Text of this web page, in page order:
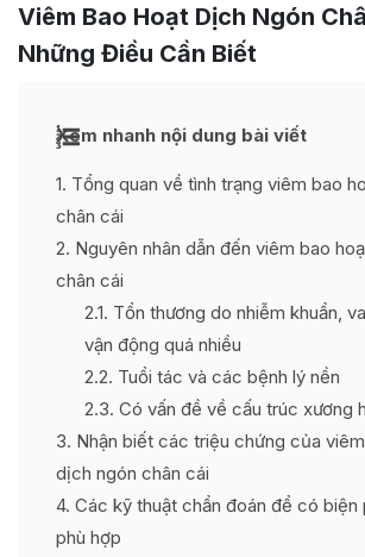
Viêm Bao Hoạt Dịch Ngón
Những Điều Cần Biết
Xem nhanh nội dung bài viết
1 Tổng quan về tình trạng viêm bao
chân cái
2 Nguyên nhân dẫn đến viêm bao
chân cái
2.1 Tổn thương do nhiễm khuẩn,
vận động quá nhiều
2.2 Tuổi tác và các bệnh lý nền
2.3 Có vấn đề về cấu trúc xương
3 Nhận biết các triệu chứng của
dịch ngón chân cái
4 Các kỹ thuật chẩn đoán để có biện
phù hợp